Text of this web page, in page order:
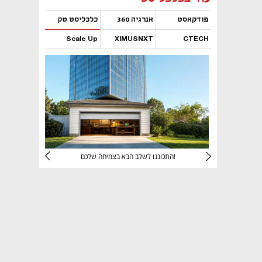
פודקאסט אנרגיה 360 כלכליסט טק
CTECH
XIMUSNXT
Scale Up
נפתח בכרטיסייה חדשה
התכוננו לשלב הבא בצמיחה שלכם!
נפתח בכרטיסייה חדשה